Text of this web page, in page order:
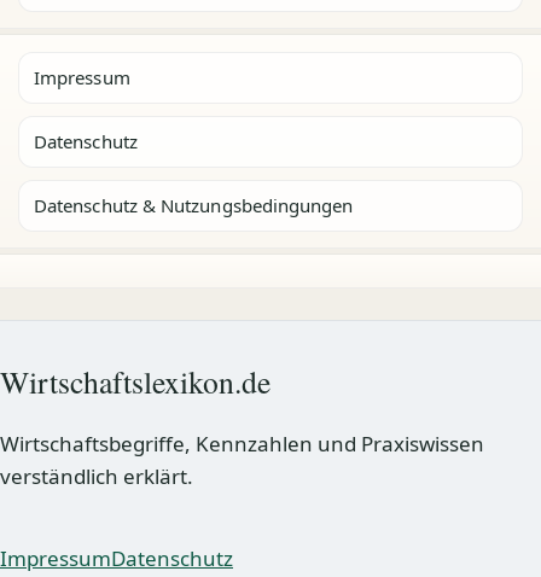
Impressum
Datenschutz
Datenschutz & Nutzungsbedingungen
Wirtschaftslexikon.de
Wirtschaftsbegriffe, Kennzahlen und Praxiswissen
verständlich erklärt.
ImpressumDatenschutz